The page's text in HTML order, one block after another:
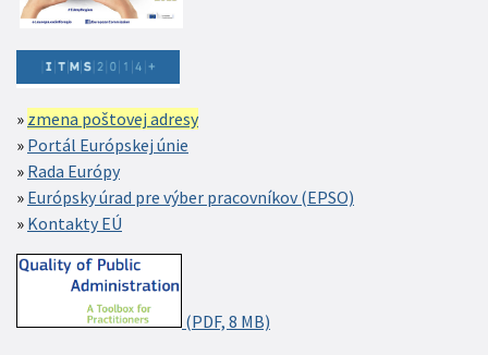
zmena poštovej adresy
Portál Európskej únie
Rada Európy
Európsky úrad pre výber pracovníkov (EPSO)
Kontakty EÚ
(PDF, 8 MB)